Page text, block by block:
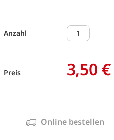
Anzahl
Preis 3,50 €
Online bestellen